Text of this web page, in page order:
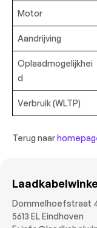
Motor
Aandrijving
Oplaadmogelijkhei
d
Verbruik (WLTP)
Terug naar
Dommelhoefstraat
5613 EL Eindhoven